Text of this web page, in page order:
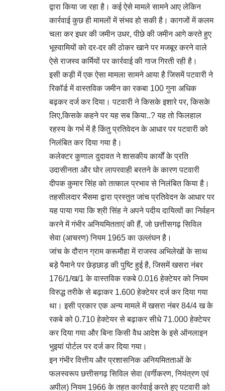
द्वारा किया जा रहा है। कई ऐसे मामले सामने आए लेकिन
कार्रवाई कुछ ही मामलों में संभव हो सकी है। कागजों में कलम
चला कर इधर की जमीन उधर, पीछे की जमीन आगे करते हुए
भूस्वामियों को दर-दर की ठोकर खाने पर मजबूर करने वाले
ऐसे राजस्व कर्मियों पर कार्रवाई की गाज गिरती रही है।
इसी कड़ी में एक ऐसा मामला सामने आया है जिसमें पटवारी ने
रिकॉर्ड में वास्तविक जमीन का रकबा 100 गुना अधिक
बढ़कर दर्ज कर दिया। पटवारी ने किसके इशारे पर, किसके
लिए,किसके कहने पर यह सब किया..? यह तो फिलहाल
रहस्य के गर्भ में है किंतु प्रतिवेदन के आधार पर पटवारी को
निलंबित कर दिया गया है।
कलेक्टर कुणाल दुदावत ने शासकीय कार्यों के प्रति
उदासीनता और घोर लापरवाही बरतने के कारण पटवारी
दीपक कुमार सिंह को तत्काल प्रभाव से निलंबित किया है।
तहसीलदार भैंसमा द्वारा प्रस्तुत जांच प्रतिवेदन के आधार पर
यह पाया गया कि श्री सिंह ने अपने पदीय दायित्वों का निर्वहन
करने में गंभीर अनियमितताएं की हैं, जो छत्तीसगढ़ सिविल
सेवा (आचरण) नियम 1965 का उल्लंघन है।
जांच के दौरान ग्राम करूमौहा में राजस्व अभिलेखों के साथ
बड़े पैमाने पर छेड़छाड़ की पुष्टि हुई है, जिसमें खसरा नंबर
176/1/ख/1 के वास्तविक रकबे 0.016 हेक्टेयर को नियम
विरुद्ध तरीके से बढ़ाकर 1.600 हेक्टेयर दर्ज कर दिया गया
था। इसी प्रकार एक अन्य मामले में खसरा नंबर 84/4 ख के
रकबे को 0.710 हेक्टेयर से बढ़ाकर सीधे 71.000 हेक्टेयर
कर दिया गया और बिना किसी वैध आदेश के इसे ऑनलाइन
भुइयां पोर्टल पर दर्ज कर दिया गया।
इन गंभीर वित्तीय और प्रशासनिक अनियमितताओं के
फलस्वरूप छत्तीसगढ़ सिविल सेवा (वर्गीकरण, नियंत्रण एवं
अपील) नियम 1966 के तहत कार्रवाई करते हुए पटवारी को